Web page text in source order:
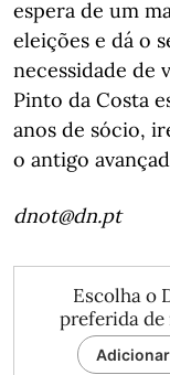
espera de um
eleições e dá o
necessidade de
Pinto da Costa
anos de sócio,
o antigo
dnot@dn.pt
Escolha o
preferida de